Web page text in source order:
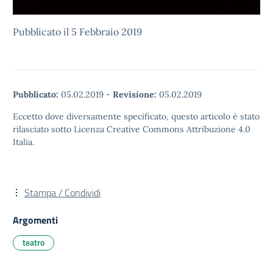
Pubblicato il 5 Febbraio 2019
Pubblicato: 05.02.2019 - Revisione: 05.02.2019
Eccetto dove diversamente specificato, questo articolo è stato
rilasciato sotto Licenza Creative Commons Attribuzione 4.0
Italia.
Stampa / Condividi
Argomenti
teatro